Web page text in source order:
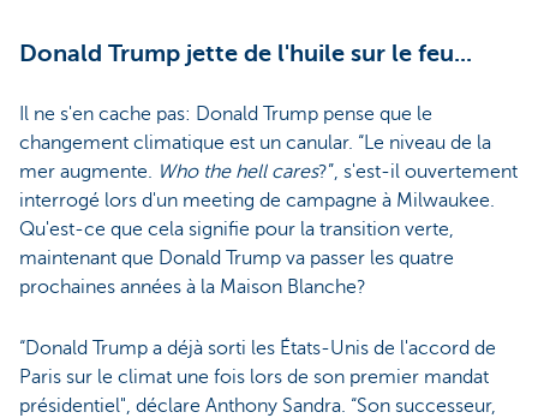
Donald Trump jette de l'huile sur le feu...
Il ne s'en cache pas: Donald Trump pense que le
changement climatique est un canular. “Le niveau de la
mer augmente. Who the hell cares?”, s'est-il ouvertement
interrogé lors d'un meeting de campagne à Milwaukee.
Qu'est-ce que cela signifie pour la transition verte,
maintenant que Donald Trump va passer les quatre
prochaines années à la Maison Blanche?
“Donald Trump a déjà sorti les États-Unis de l'accord de
Paris sur le climat une fois lors de son premier mandat
présidentiel", déclare Anthony Sandra. “Son successeur,